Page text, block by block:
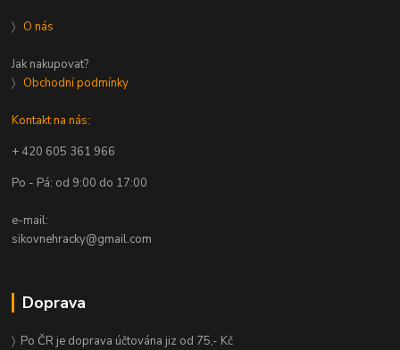
〉 O nás
Jak nakupovat?
〉 Obchodní podmínky
Kontakt na nás:
+ 420 605 361 966
Po - Pá: od 9:00 do 17:00
e-mail:
sikovnehracky@gmail.com
Doprava
〉 Po ČR je doprava účtována jiz od 75,- Kč